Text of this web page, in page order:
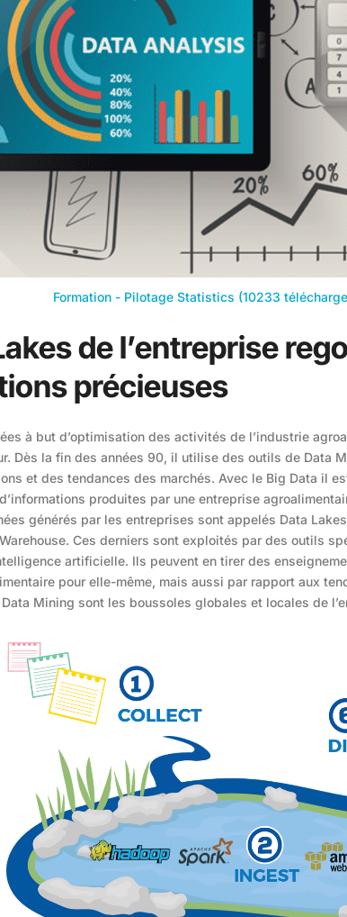
Formation - Pilotage Statistics (10233
de l’entreprise
précieuses
à but d’optimisation des activités de l’industrie
Dès la fin des années 90, il utilise des outils de Data
et des tendances des marchés. Avec le Big Data il
produites par une entreprise
générés par les entreprises sont appelés Data
Ces derniers sont exploités par des outils
artificielle. Ils peuvent en tirer des
pour elle-même, mais aussi par rapport aux
Mining sont les boussoles globales et locales de